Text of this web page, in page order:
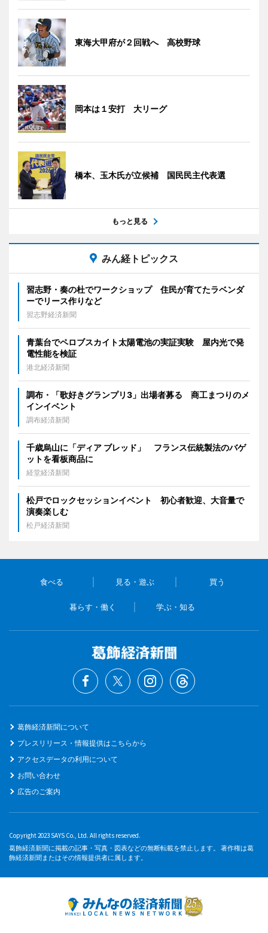
東海大甲府が２回戦へ 高校野球
岡本は１安打 大リーグ
橋本、玉木氏が立候補 国民民主代表選
もっと見る
みん経トピックス
習志野・奏の杜でワークショップ 住民が育てたラベンダ
ーでリース作りなど
習志野経済新聞
青葉台でペロブスカイト太陽電池の実証実験 屋内光で発
電性能を検証
港北経済新聞
調布・「歌好きグランプリ3」出場者募る 商工まつりのメ
インイベント
調布経済新聞
千歳烏山に「ディア ブレッド」 フランス伝統製法のバゲ
ットを看板商品に
経堂経済新聞
松戸でロックセッションイベント 初心者歓迎、大音量で
演奏楽しむ
松戸経済新聞
食べる 見る・遊ぶ 買う
暮らす・働く 学ぶ・知る
葛飾経済新聞について
プレスリリース・情報提供はこちらから
アクセスデータの利用について
お問い合わせ
広告のご案内
Copyright 2023 SAYS Co., Ltd. All rights reserved.
葛飾経済新聞に掲載の記事・写真・図表などの無断転載を禁止します。 著作権は葛
飾経済新聞またはその情報提供者に属します。